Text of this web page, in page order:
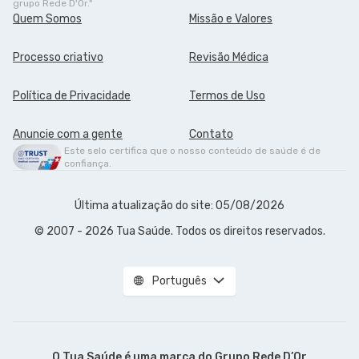
grupo Rede D'Or."
Quem Somos Missão e Valores
Processo criativo Revisão Médica
Política de Privacidade Termos de Uso
Anuncie com a gente Contato
Este selo certifica que o nosso conteúdo de saúde é de
confiança.
Última atualização do site: 05/08/2026
© 2007 - 2026 Tua Saúde. Todos os direitos reservados.
Português